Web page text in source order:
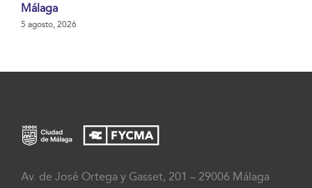
Málaga
5 agosto, 2026
Av. de José Ortega y Gasset, 201 – 29006 Málaga